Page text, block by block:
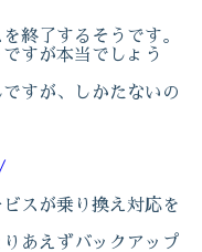
終了するそうです。
すが本当でしょう
すが、しかたないの
スが乗り換え対応を
あえずバックアップ